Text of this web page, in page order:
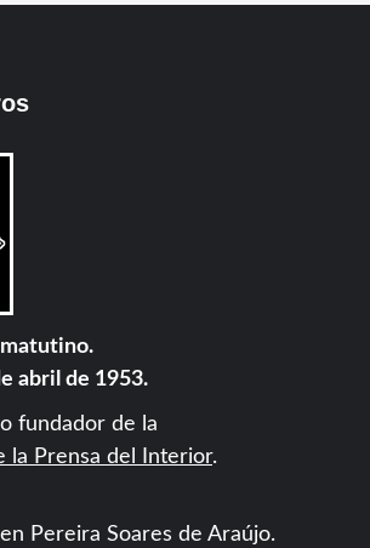
abril de 1953.
fundador de la
la Prensa del Interior.
Pereira Soares de Araújo.